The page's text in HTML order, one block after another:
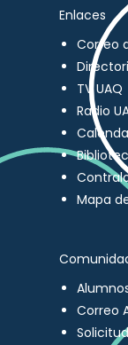
Enlaces
Correo
TV UAQ
Radio
Mapa
Correo